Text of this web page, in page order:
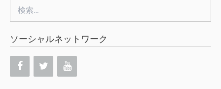
索:
ソーシャルネットワーク